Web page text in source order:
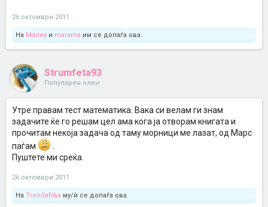
26 октомври 2011
На Marley и marama им се допаѓа ова.
Strumfeta93
Популарен член
Утре правам тест математика. Вака си велам ги знам
задачите ќе го решам цел ама кога ја отворам книгата и
прочитам некоја задача од таму морници ме лазат, од Марс
паѓам
Пуштете ми среќа.
26 октомври 2011
На Trendafilka му/ѝ се допаѓа ова.